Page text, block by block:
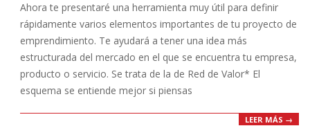
31
Ahora te presentaré una herramienta muy útil para definir
rápidamente varios elementos importantes de tu proyecto de
emprendimiento. Te ayudará a tener una idea más
estructurada del mercado en el que se encuentra tu empresa,
producto o servicio. Se trata de la de Red de Valor* El
esquema se entiende mejor si piensas
LEER MÁS →